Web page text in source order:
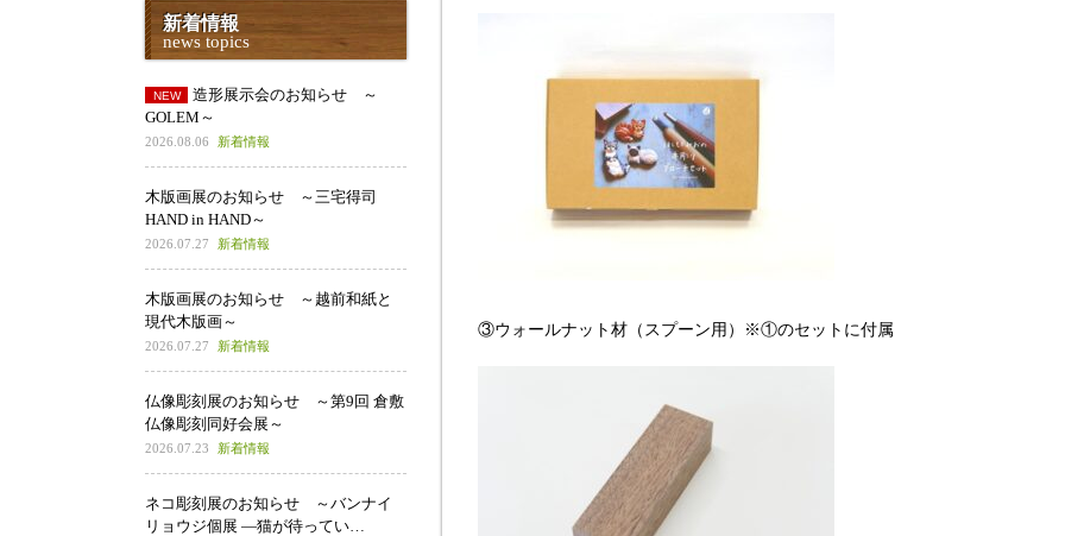
③ウォールナット材（スプーン用）※①のセットに付属
新着情報
news topics
造形展示会のお知らせ ～
GOLEM～
2026.08.06 新着情報
木版画展のお知らせ ～三宅得司
HAND in HAND～
2026.07.27 新着情報
木版画展のお知らせ ～越前和紙と
現代木版画～
2026.07.27 新着情報
仏像彫刻展のお知らせ ～第9回 倉敷
仏像彫刻同好会展～
2026.07.23 新着情報
ネコ彫刻展のお知らせ ～バンナイ
リョウジ個展 ―猫が待ってい…